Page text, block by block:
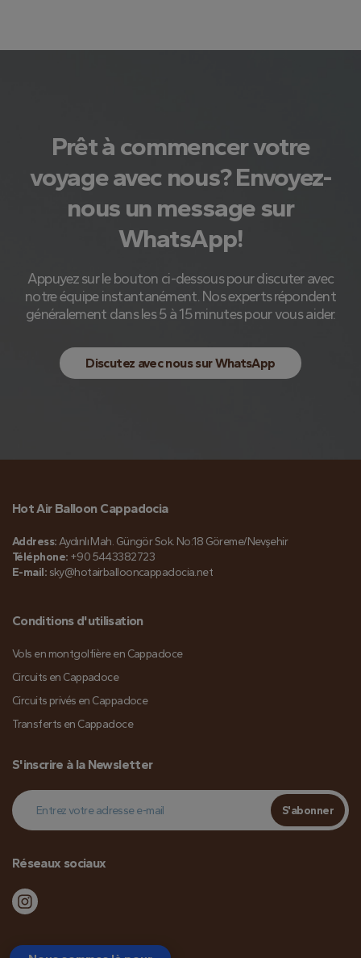
Prêt à commencer votre
voyage avec nous? Envoyez-
nous un message sur
WhatsApp!
Appuyez sur le bouton ci-dessous pour discuter avec
notre équipe instantanément. Nos experts répondent
généralement dans les 5 à 15 minutes pour vous aider.
Discutez avec nous sur WhatsApp
Hot Air Balloon Cappadocia
Address:Aydınlı Mah. Güngör Sok. No:18 Göreme/Nevşehir
Téléphone: +90 5443382723
E-mail: sky@hotairballooncappadocia.net
Conditions d'utilisation
Vols en montgolfière en Cappadoce
Circuits en Cappadoce
Circuits privés en Cappadoce
Transferts en Cappadoce
S'inscrire à la Newsletter
S'abonner
Réseaux sociaux